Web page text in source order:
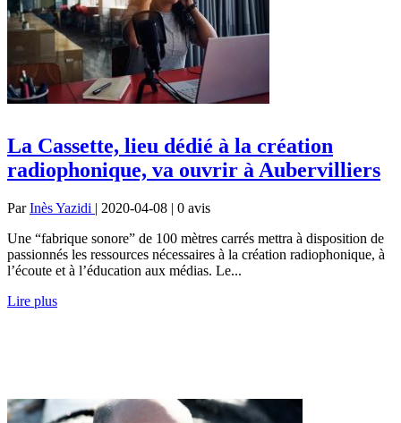
La Cassette, lieu dédié à la création
radiophonique, va ouvrir à Aubervilliers
ParInès Yazidi | 2020-04-08 | 0 avis
Une “fabrique sonore” de 100 mètres carrés mettra à disposition de
passionnés les ressources nécessaires à la création radiophonique, à
l’écoute et à l’éducation aux médias. Le...
Lire plus